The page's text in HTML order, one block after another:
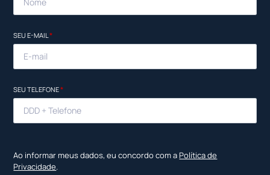
SEU E-MAIL*
SEU TELEFONE*
Ao informar meus dados, eu concordo com a Política de
Privacidade.